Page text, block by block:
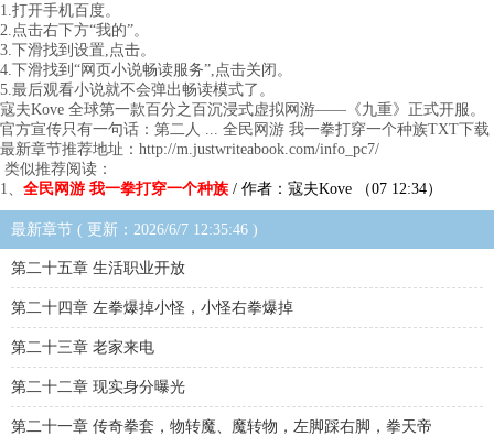
1.打开手机百度。
2.点击右下方“我的”。
3.下滑找到设置,点击。
4.下滑找到“网页小说畅读服务”,点击关闭。
5.最后观看小说就不会弹出畅读模式了。
寇夫Kove 全球第一款百分之百沉浸式虚拟网游——《九重》正式开服。
官方宣传只有一句话：第二人 ... 全民网游 我一拳打穿一个种族TXT下载
最新章节推荐地址：http://m.justwriteabook.com/info_pc7/
类似推荐阅读：
1、 全民网游 我一拳打穿一个种族 / 作者：寇夫Kove （07 12:34）
最新章节 ( 更新：2026/6/7 12:35:46 )
第二十五章 生活职业开放
第二十四章 左拳爆掉小怪，小怪右拳爆掉
第二十三章 老家来电
第二十二章 现实身分曝光
第二十一章 传奇拳套，物转魔、魔转物，左脚踩右脚，拳天帝